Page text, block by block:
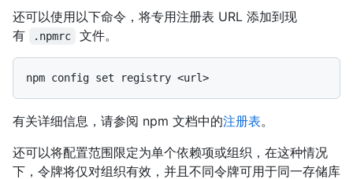
还可以使用以下命令，将专用注册表 URL 添加到现
有
.npmrc 文件。
有关详细信息，请参阅 npm 文档中的注册表。
还可以将配置范围限定为单个依赖项或组织，在这种情况
下，令牌将仅对组织有效，并且不同令牌可用于同一存储库